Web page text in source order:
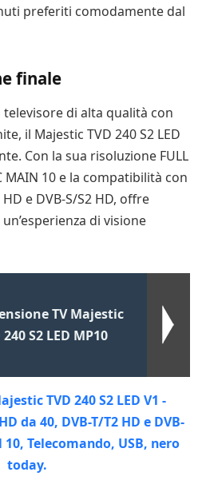
preferiti comodamente dal
finale
televisore di alta qualità con
il Majestic TVD 240 S2 LED
Con la sua risoluzione FULL
MAIN 10 e la compatibilità con
e DVB-S/S2 HD, offre
di visione
TV Majestic
240 S2 LED MP10